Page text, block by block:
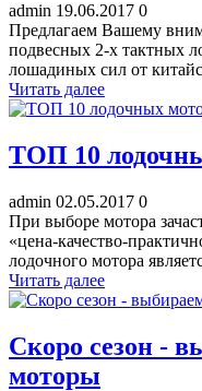
admin 19.06.2017 0
Предлагаем Вашему
подвесных 2-х тактных
лошадиных сил от
Читать далее
ТОП 10
admin 02.05.2017 0
При выборе мотора
«цена-качество-
лодочного мотора
Читать далее
Скоро сезон -
моторы